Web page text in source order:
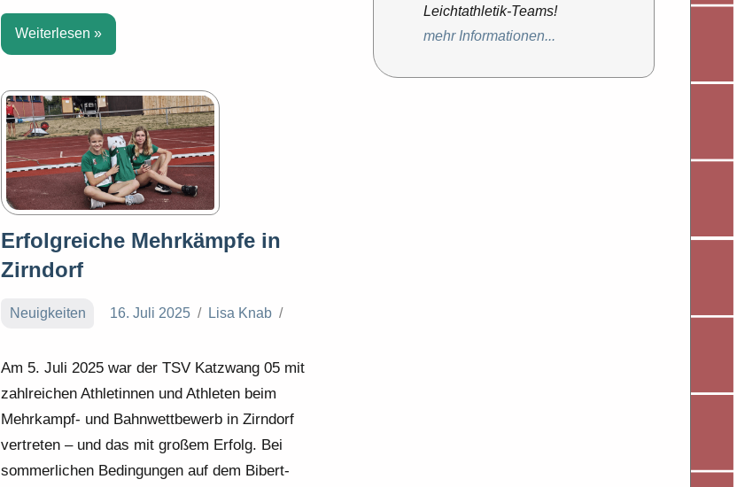
Weiterlesen
Erfolgreiche Mehrkämpfe in
Zirndorf
Neuigkeiten 16. Juli 2025 Lisa Knab
Am 5. Juli 2025 war der TSV Katzwang 05 mit
zahlreichen Athletinnen und Athleten beim
Mehrkampf- und Bahnwettbewerb in Zirndorf
vertreten – und das mit großem Erfolg. Bei
sommerlichen Bedingungen auf dem Bibert-
Leichtathletik-Teams!
mehr Informationen...